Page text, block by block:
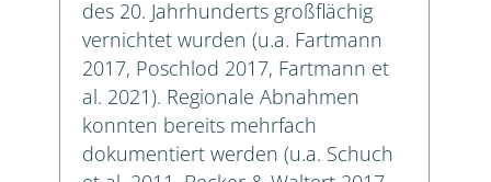
des 20. Jahrhunderts großflächig
vernichtet wurden (u.a. Fartmann
2017, Poschlod 2017, Fartmann et
al. 2021). Regionale Abnahmen
konnten bereits mehrfach
dokumentiert werden (u.a. Schuch